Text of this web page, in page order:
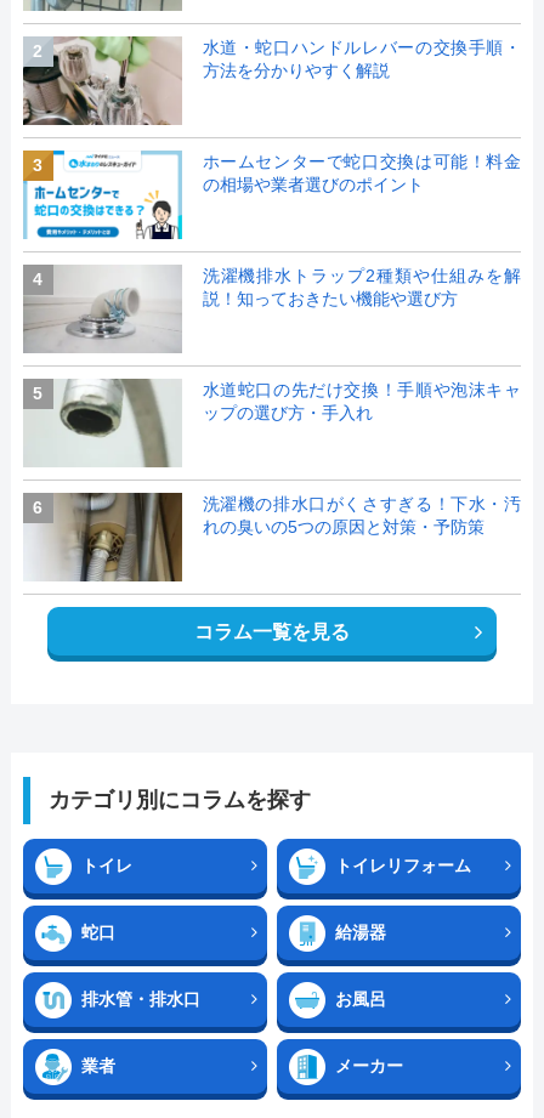
2
水道・蛇口ハンドルレバーの交換手順・
方法を分かりやすく解説
3
ホームセンターで蛇口交換は可能！料金
の相場や業者選びのポイント
4
洗濯機排水トラップ2種類や仕組みを解
説！知っておきたい機能や選び方
5
水道蛇口の先だけ交換！手順や泡沫キャ
ップの選び方・手入れ
6
洗濯機の排水口がくさすぎる！下水・汚
れの臭いの5つの原因と対策・予防策
コラム一覧を見る
カテゴリ別にコラムを探す
トイレ トイレリフォーム
蛇口 給湯器
排水管・排水口 お風呂
業者 メーカー